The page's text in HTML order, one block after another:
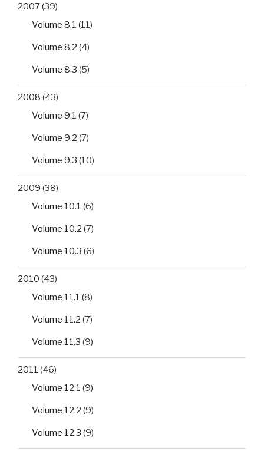
2007(39)
Volume 8.1 (11)
Volume 8.2 (4)
Volume 8.3 (5)
2008 (43)
Volume 9.1 (7)
Volume 9.2 (7)
Volume 9.3 (10)
2009 (38)
Volume 10.1 (6)
Volume 10.2 (7)
Volume 10.3 (6)
2010 (43)
Volume 11.1 (8)
Volume 11.2 (7)
Volume 11.3 (9)
2011 (46)
Volume 12.1 (9)
Volume 12.2 (9)
Volume 12.3 (9)